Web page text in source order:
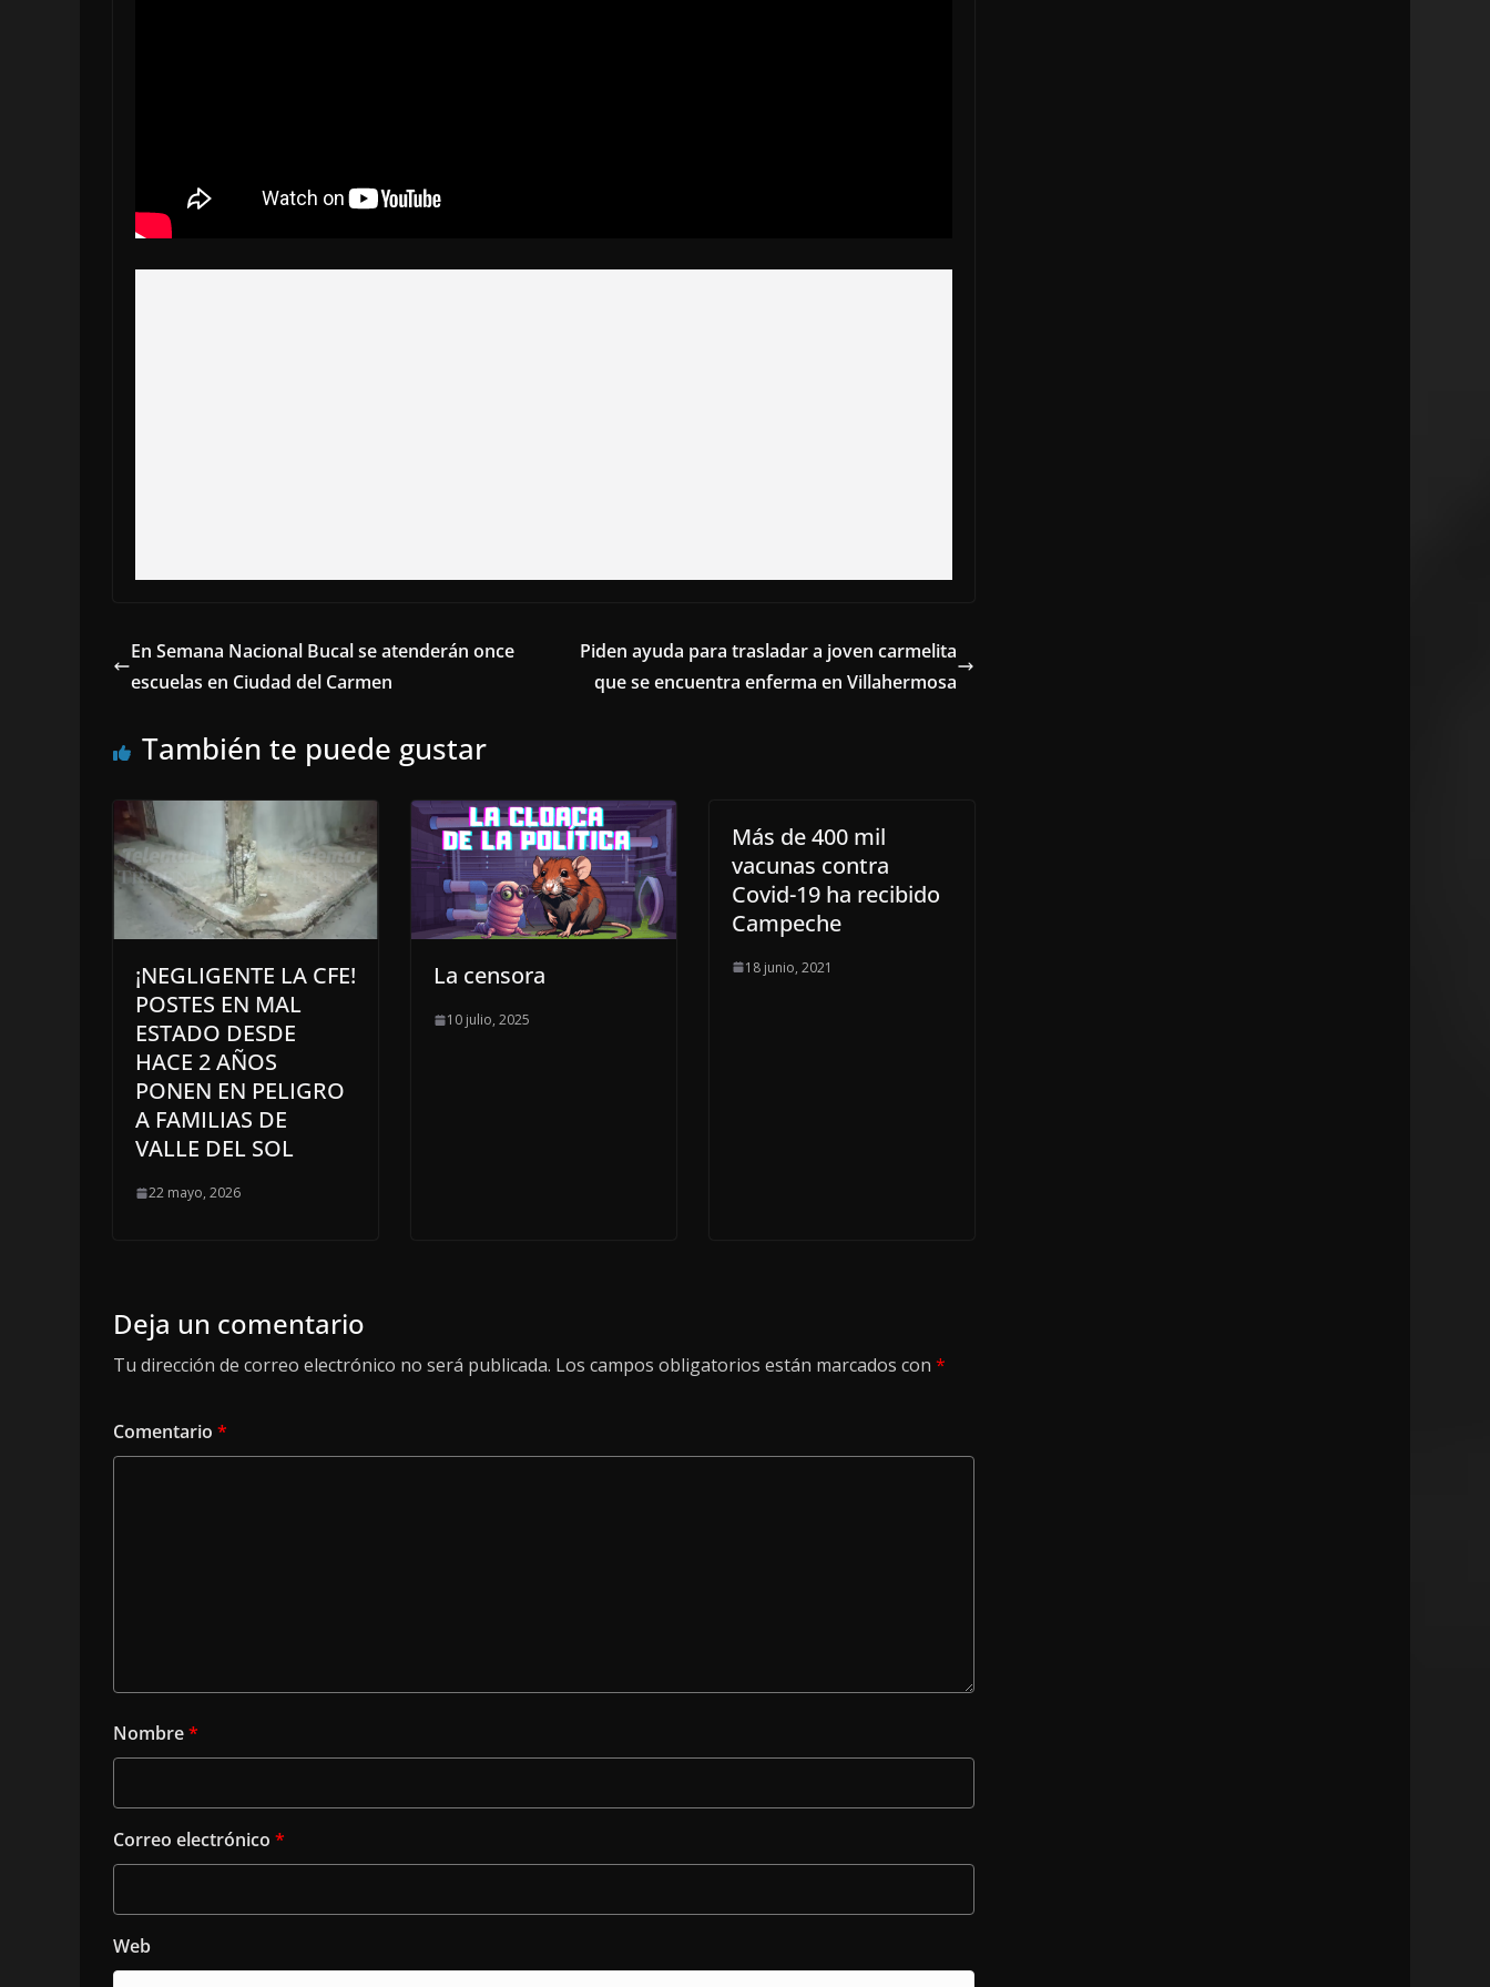
En Semana Nacional Bucal se atenderán once
escuelas en Ciudad del Carmen
Piden ayuda para trasladar a joven carmelita
que se encuentra enferma en Villahermosa
También te puede gustar
¡NEGLIGENTE LA CFE!
POSTES EN MAL
ESTADO DESDE
HACE 2 AÑOS
PONEN EN PELIGRO
A FAMILIAS DE
VALLE DEL SOL
22 mayo, 2026
La censora
10 julio, 2025
Más de 400 mil
vacunas contra
Covid-19 ha recibido
Campeche
18 junio, 2021
Deja un comentario
Tu dirección de correo electrónico no será publicada. Los campos obligatorios están marcados con *
Comentario *
Nombre*
Correo electrónico *
Web